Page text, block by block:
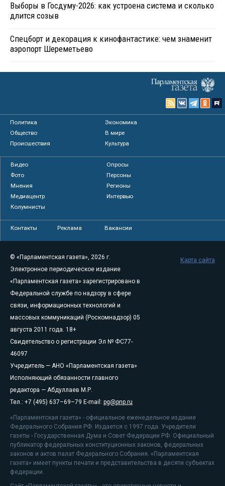
Выборы в Госдуму-2026: как устроена система и сколько
длится созыв
Спецборт и декорация к кинофантастике: чем знаменит
аэропорт Шереметьево
Политика
Экономика
Общество
В мире
Происшествия
Культура
Видео
Опросы
Фото
Персоны
Мнения
Регионы
Медиацентр
Интервью
Колумнисты
Контакты Реклама Вакансии
© «Парламентская газета», 2026 г.
Электронное периодическое издание
«Парламентская газета» зарегистрировано в
Федеральной службе по надзору в сфере
связи, информационных технологий и
массовых коммуникаций (Роскомнадзор) 05
августа 2011 года. 18+
Свидетельство о регистрации Эл № ФС77-
46097
Учредитель — АНО «Парламентская газета»
Исполняющий обязанности главного
редактора — Абдуллаев М.Р.
Тел.: +7 (495) 637–69–79 E-mail: pg@pnp.ru
«Парламентская газета» - официальное еженедельное издание
Федерального Собрания РФ. Издается с 1997 года. Учредители
газеты - Государственная Дума и Совет Федерации РФ. Официальный
публикатор федеральных конституционных законов, федеральных
законов и актов палат Федерального Собрания. «Парламентская
газета» имеет пункты печати и представительства в десяти субъектах
федерации.
Карта сайта